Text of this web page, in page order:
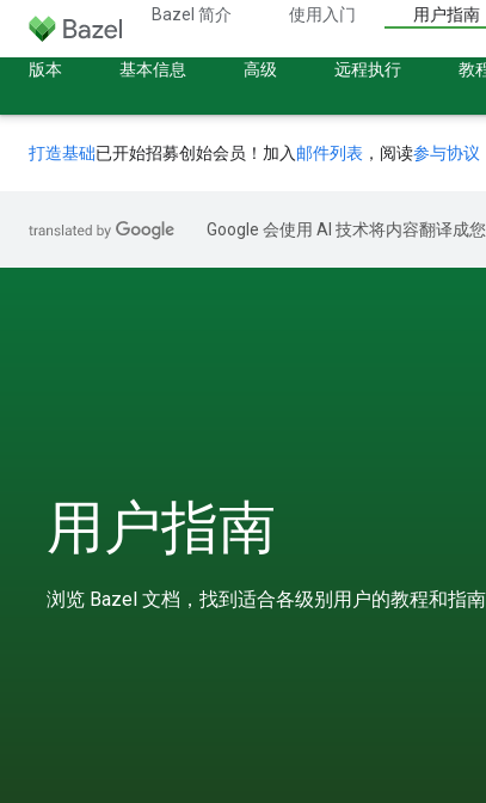
Bazel 简介 使用入门 用户指南
版本 基本信息 高级 远程执行 教
打造基础已开始招募创始会员！加入 邮件列表 ，阅读参与协议
Google 会使用 AI 技术将内容翻译成
用户指南
浏览 Bazel 文档，找到适合各级别用户的教程和指南